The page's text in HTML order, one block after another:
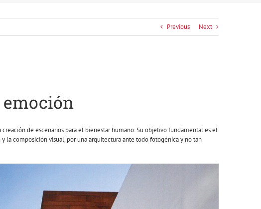
Previous Next
de escenarios para el bienestar humano. Su objetivo fundamental es el
la composición visual, por una arquitectura ante todo fotogénica y no tan